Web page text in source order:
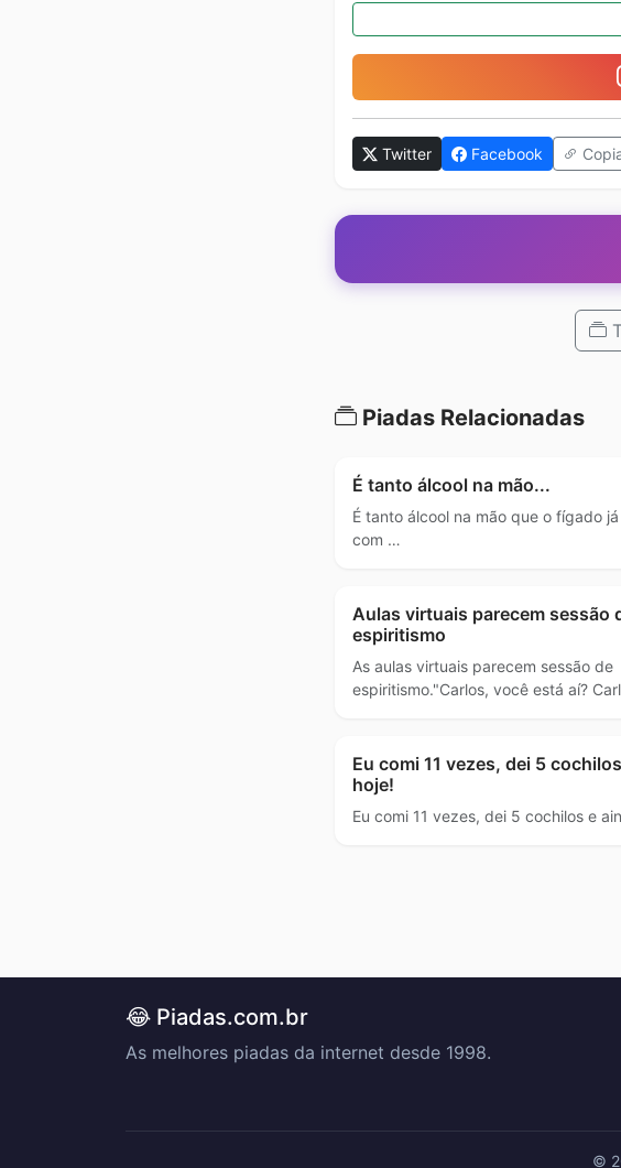
Twitter Facebook
Piadas Relacionadas
É tanto álcool na mão...
É tanto álcool na mão que o fígado
com …
Aulas virtuais parecem sessão
espiritismo
As aulas virtuais parecem sessão de
espiritismo."Carlos, você está aí?
Eu comi 11 vezes, dei 5
hoje!
Eu comi 11 vezes, dei 5 cochilos e
😂 Piadas.com.br
As melhores piadas da internet desde 1998.
©